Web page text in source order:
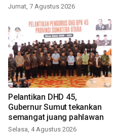
Jumat, 7 Agustus 2026
Pelantikan DHD 45,
Gubernur Sumut tekankan
semangat juang pahlawan
Selasa, 4 Agustus 2026